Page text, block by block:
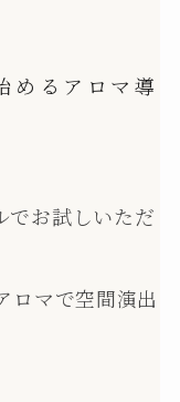
めるアロマ導
でお試しいただ
ロマで空間演出